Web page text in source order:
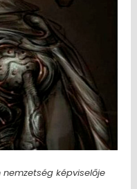
képviselője